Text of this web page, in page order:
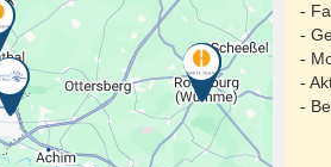
-
-
-
-
-